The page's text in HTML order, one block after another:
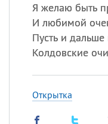
Я желаю быть
И любимой
Пусть и дальше
Колдовские
Открытка